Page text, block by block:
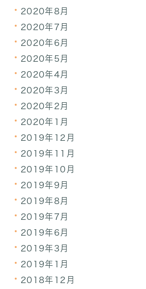
2020年8月
2020年7月
2020年6月
2020年5月
2020年4月
2020年3月
2020年2月
2020年1月
2019年12月
2019年11月
2019年10月
2019年9月
2019年8月
2019年7月
2019年6月
2019年3月
2019年1月
2018年12月